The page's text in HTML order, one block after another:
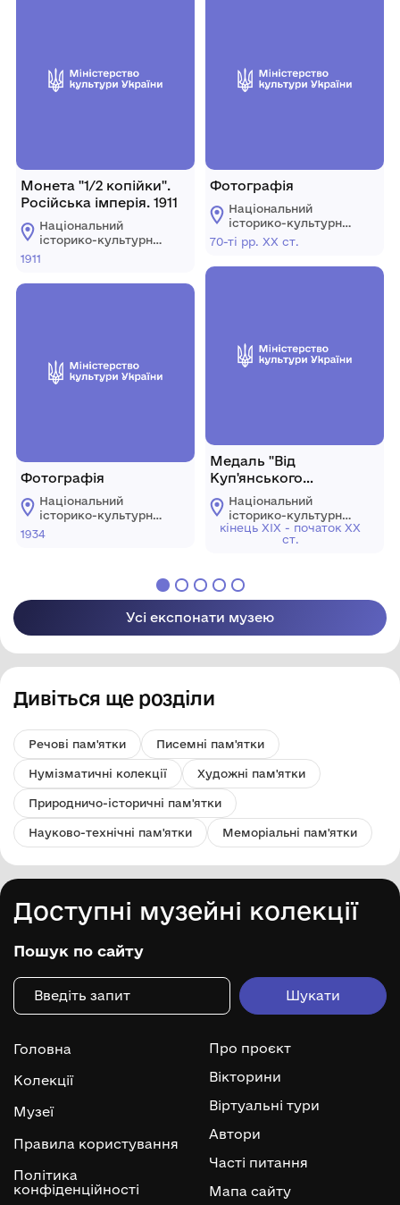
Монета "1/2 копійки".
Російська імперія. 1911
Національний
історико-культурний
заповідник
столиця"
1911
Фотографія
Національний
історико-культурний
заповідник
1934
Фотографія
Національний
історико-культурний
заповідник
"Гетьманська
столиця"
70-ті рр. ХХ ст.
Медаль "Від
Куп'янського
товариства сільських
господарів"
Національний
історико-культурний
заповідник
"Гетьманська
кінець XIX - початок XX
ст.
Усі експонати музею
Дивіться ще розділи
Речові пам'ятки Писемні пам'ятки
Нумізматичні колекції Художні пам'ятки
Природничо-історичні пам'ятки
Науково-технічні пам'ятки Меморіальні пам'ятки
Доступні музейні колекції
Пошук по сайту
Головна
Колекції
Музеї
Правила користування
Політика
конфіденційності
Про проєкт
Вікторини
Віртуальні тури
Автори
Часті питання
Мапа сайту